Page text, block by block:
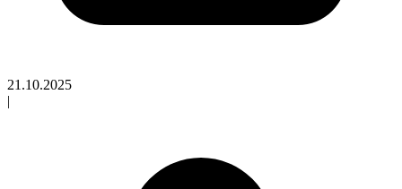
21.10.2025
|